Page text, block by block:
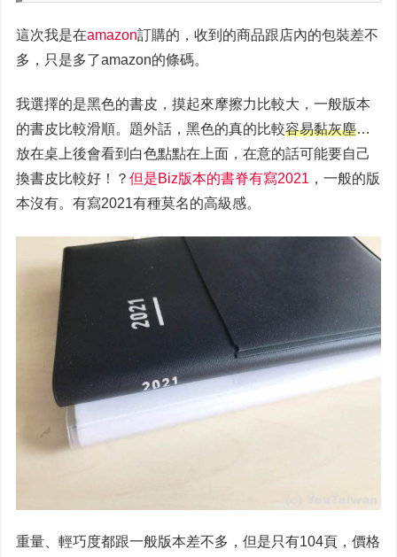
這次我是在amazon訂購的，收到的商品跟店內的包裝差不
多，只是多了amazon的條碼。
我選擇的是黑色的書皮，摸起來摩擦力比較大，一般版本
的書皮比較滑順。題外話，黑色的真的比較容易黏灰塵…
放在桌上後會看到白色點點在上面，在意的話可能要自己
換書皮比較好！？但是Biz版本的書脊有寫2021 ，一般的版
本沒有。有寫2021有種莫名的高級感。
重量、輕巧度都跟一般版本差不多，但是只有104頁，價格